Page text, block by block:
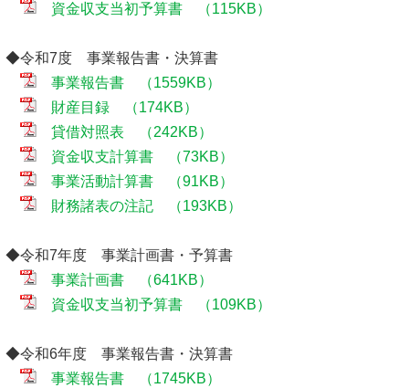
資金収支当初予算書 （115KB）
◆令和7度 事業報告書・決算書
事業報告書 （1559KB）
財産目録 （174KB）
貸借対照表 （242KB）
資金収支計算書 （73KB）
事業活動計算書 （91KB）
財務諸表の注記 （193KB）
◆令和7年度 事業計画書・予算書
事業計画書 （641KB）
資金収支当初予算書 （109KB）
◆令和6年度 事業報告書・決算書
事業報告書 （1745KB）